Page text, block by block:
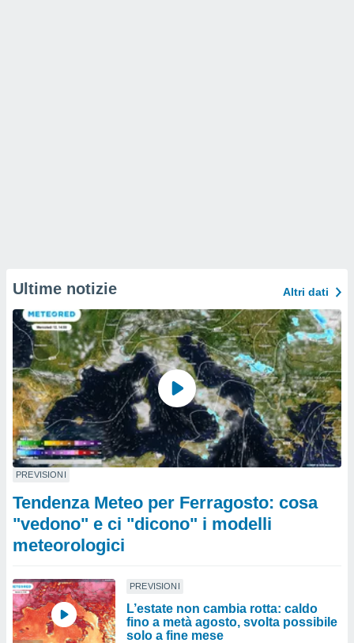
Ultime notizie Altri dati
PREVISIONI
Tendenza Meteo per Ferragosto: cosa
"vedono" e ci "dicono" i modelli
meteorologici
PREVISIONI
L’estate non cambia rotta: caldo
fino a metà agosto, svolta possibile
solo a fine mese